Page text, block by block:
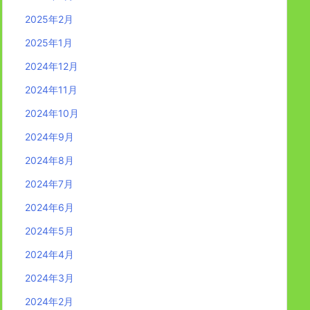
2025年2月
2025年1月
2024年12月
2024年11月
2024年10月
2024年9月
2024年8月
2024年7月
2024年6月
2024年5月
2024年4月
2024年3月
2024年2月